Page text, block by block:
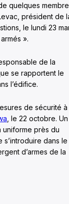
quelques
président de
le lundi 23
».
de la
se rapportent le
l’édifice.
de sécurité à
, le 22 octobre. Un
uniforme près du
dans le
d’armes de la